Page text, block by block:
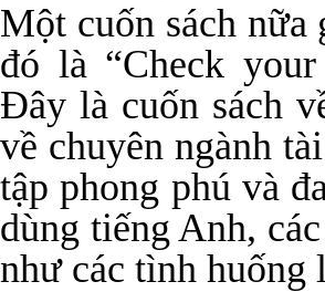
Một cuốn sách
đó là “Check
Đây là cuốn sách
về chuyên ngành
tập phong phú và
dùng tiếng Anh,
như các tình